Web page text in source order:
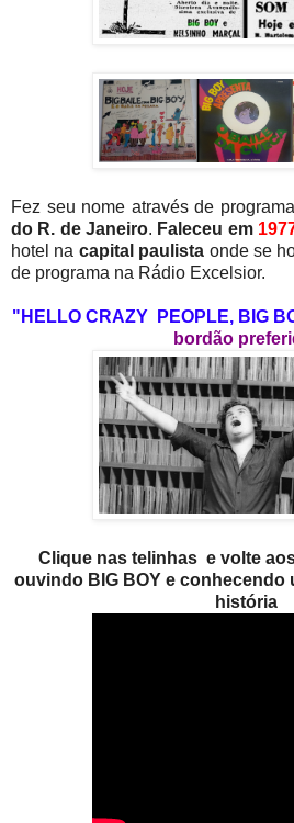
Fez seu nome através de
do R. de Janeiro. Faleceu em
hotel na capital paulista onde se
de programa na Rádio Excelsior.
"HELLO CRAZY PEOPLE, BIG
bordão
Clique nas telinhas e volte
ouvindo BIG BOY e conhecendo
história